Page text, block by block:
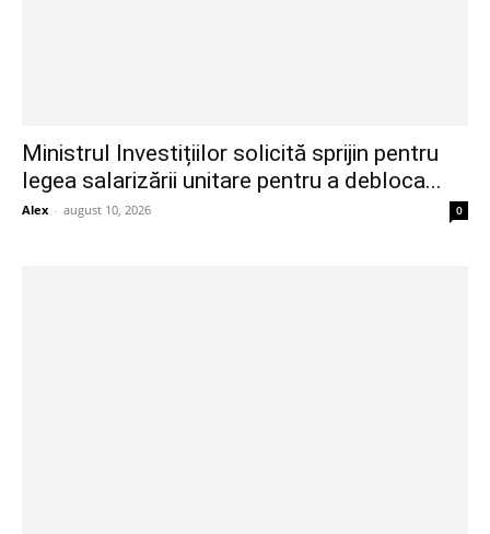
Ministrul Investițiilor solicită sprijin pentru
legea salarizării unitare pentru a debloca...
Alex - august 10, 2026 0